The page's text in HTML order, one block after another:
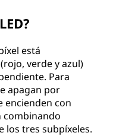
está
verde y azul)
Para
apagan por
encienden con
combinando
los tres subpíxeles.